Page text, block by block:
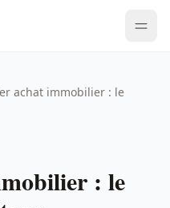
achat immobilier : le
: le